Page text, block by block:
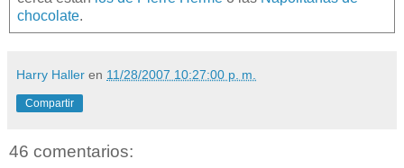
chocolate.
Harry Haller en 11/28/2007 10:27:00 p. m.
Compartir
46 comentarios: